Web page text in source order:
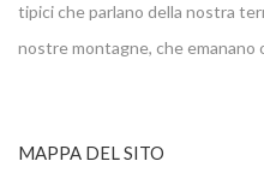
tipici che parlano della nostra
nostre montagne, che emanano
MAPPA DEL SITO